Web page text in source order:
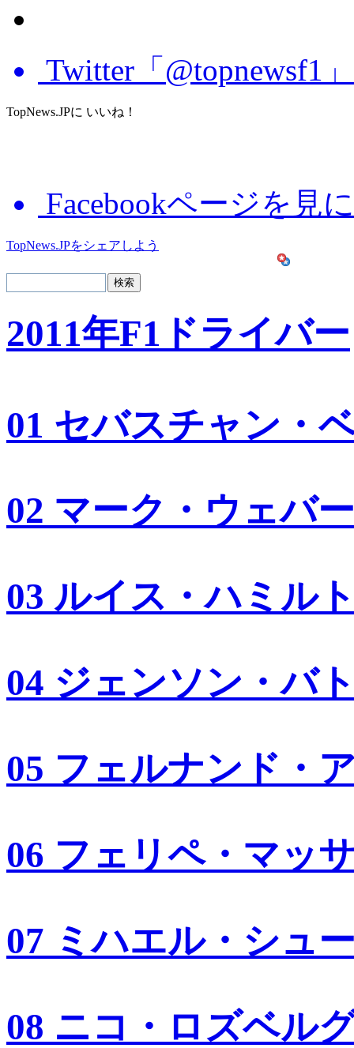
Twitter「@topnewsf1
TopNews.JPに いいね！
Facebookページを見
TopNews.JPをシェアしよう
2011年F1ドライバー
01 セバスチャン・
02 マーク・ウェバー
03 ルイス・ハミル
04 ジェンソン・バ
05 フェルナンド・
06 フェリペ・マッ
07 ミハエル・シュ
08 ニコ・ロズベル